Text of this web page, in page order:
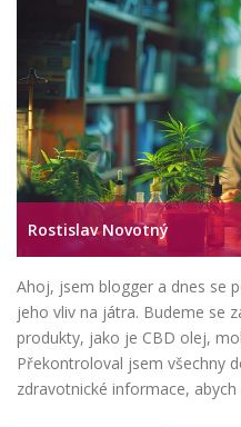
Rostislav Novotný
Ahoj, jsem blogger a dnes se
jeho vliv na játra. Budeme se
produkty, jako je CBD olej,
Překontroloval jsem všechny
zdravotnické informace,